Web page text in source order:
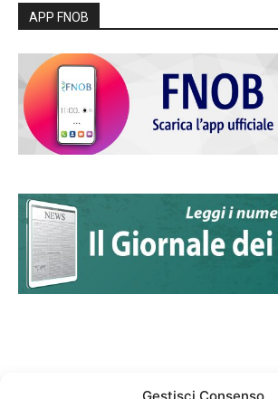
APP FNOB